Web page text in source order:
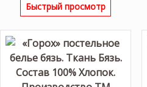
Быстрый просмотр